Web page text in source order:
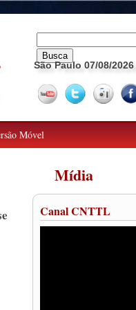
São Paulo 07/08/2026
Móvel
Mídia
Canal CNTTL